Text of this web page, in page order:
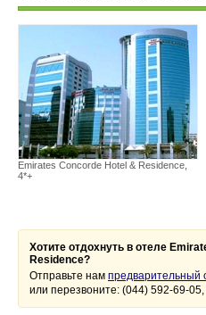
Emirates Concorde Hotel & Residence,
4*+
Хотите отдохнуть в отеле
Residence?
Отправьте нам предварительный
или перезвоните: (044) 592-69-